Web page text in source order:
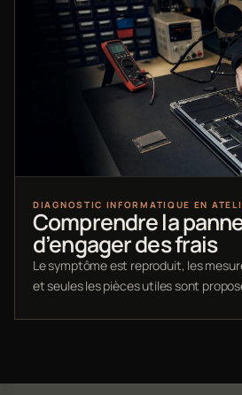
DIAGNOSTIC INFORMATIQUE EN
Comprendre la
d’engager des frais
Le symptôme est reproduit, les
et seules les pièces utiles sont